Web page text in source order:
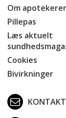
Om
Pillepas
Læs aktuelt
Cookies
Bivirkninger